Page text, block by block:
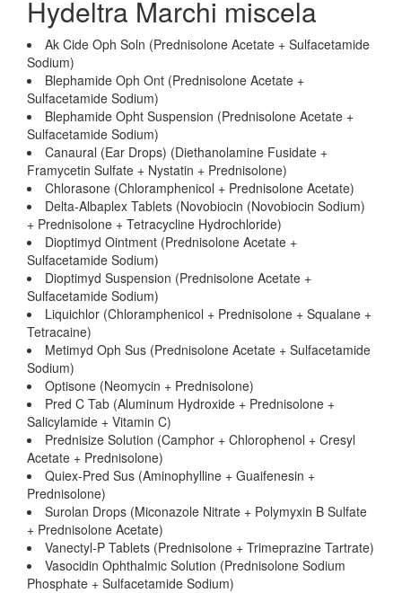
Hydeltra Marchi miscela
Ak Cide Oph Soln (Prednisolone Acetate + Sulfacetamide
Sodium)
Blephamide Oph Ont (Prednisolone Acetate +
Sulfacetamide Sodium)
Blephamide Opht Suspension (Prednisolone Acetate +
Sulfacetamide Sodium)
Canaural (Ear Drops) (Diethanolamine Fusidate +
Framycetin Sulfate + Nystatin + Prednisolone)
Chlorasone (Chloramphenicol + Prednisolone Acetate)
Delta-Albaplex Tablets (Novobiocin (Novobiocin Sodium)
+ Prednisolone + Tetracycline Hydrochloride)
Dioptimyd Ointment (Prednisolone Acetate +
Sulfacetamide Sodium)
Dioptimyd Suspension (Prednisolone Acetate +
Sulfacetamide Sodium)
Liquichlor (Chloramphenicol + Prednisolone + Squalane +
Tetracaine)
Metimyd Oph Sus (Prednisolone Acetate + Sulfacetamide
Sodium)
Optisone (Neomycin + Prednisolone)
Pred C Tab (Aluminum Hydroxide + Prednisolone +
Salicylamide + Vitamin C)
Prednisize Solution (Camphor + Chlorophenol + Cresyl
Acetate + Prednisolone)
Quiex-Pred Sus (Aminophylline + Guaifenesin +
Prednisolone)
Surolan Drops (Miconazole Nitrate + Polymyxin B Sulfate
+ Prednisolone Acetate)
Vanectyl-P Tablets (Prednisolone + Trimeprazine Tartrate)
Vasocidin Ophthalmic Solution (Prednisolone Sodium
Phosphate + Sulfacetamide Sodium)